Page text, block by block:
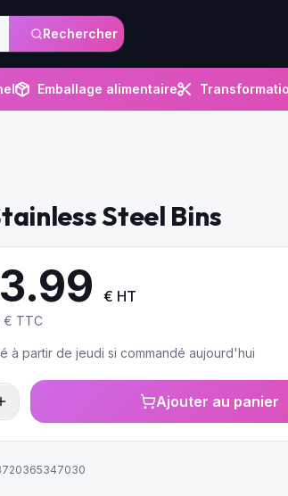
Rechercher
Emballage alimentaire
Steel Bins
€ HT
€ TTC
à partir de jeudi si commandé aujourd'hui
Ajouter au panier